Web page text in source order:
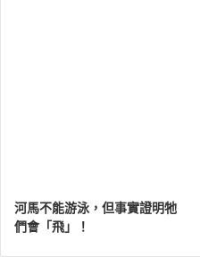
河馬不能游泳，但事實證明牠
們會「飛」！